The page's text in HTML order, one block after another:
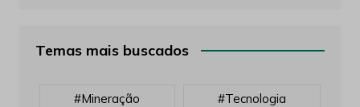
Temas mais buscados
#mineração #tecnologia